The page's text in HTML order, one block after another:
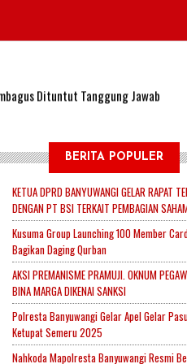
Jadi Lokasi Uji Coba Program NADI
Padi, Proyeksi Hasil Capai 2,4 Ton
Indonesia.id Perkuat Sinergitas
untuk Mendukung Ketahanan Pangan
Jadi Lokasi Uji Coba Program
BERITA POPULER
KETUA DPRD BANYUWANGI GELAR RAPAT
DENGAN PT BSI TERKAIT PEMBAGIAN
Kusuma Group Launching 100 Member
Bagikan Daging Qurban
AKSI PREMANISME PRAMUJI. OKNUM
BINA MARGA DIKENAI SANKSI
Polresta Banyuwangi Gelar Apel Gelar
Ketupat Semeru 2025
Nahkoda Mapolresta Banyuwangi Resmi